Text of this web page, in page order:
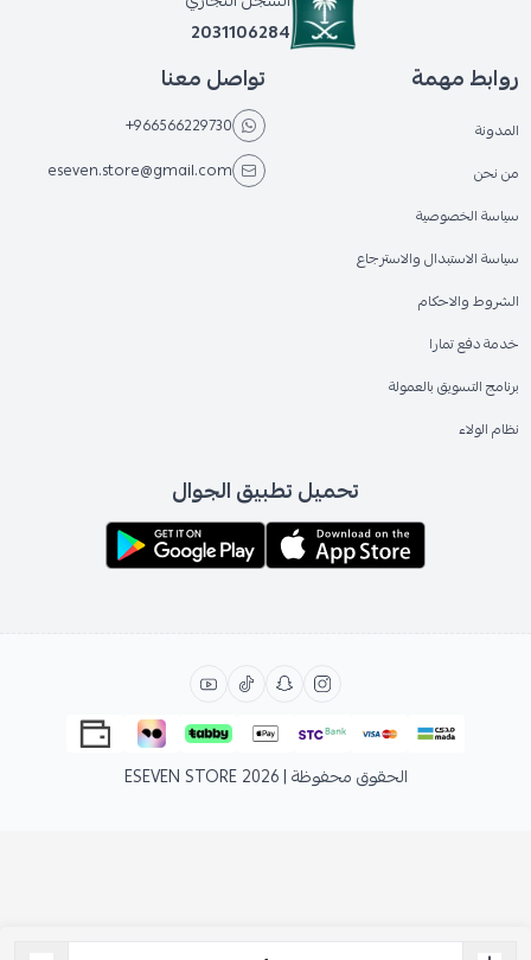
2031106284
روابط مهمة
المدونة
من نحن
سياسة الخصوصية
سياسة الاستبدال والاسترجاع
الشروط والاحكام
خدمة دفع تمارا
برنامج التسويق بالعمولة
نظام الولاء
تواصل معنا
+966566229730
eseven.store@gmail.com
تحميل تطبيق الجوال
الحقوق محفوظة | 2026 ESEVEN STORE